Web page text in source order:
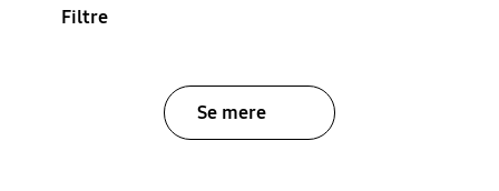
Filtre
Se mere